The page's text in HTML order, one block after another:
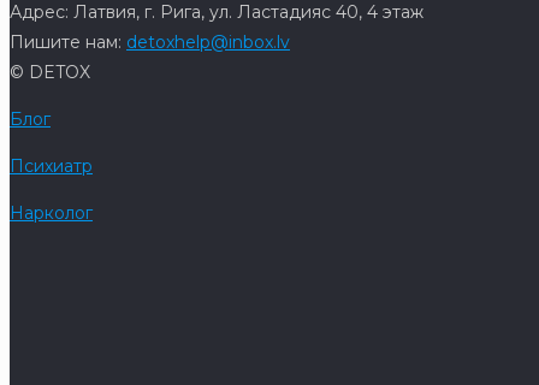
Адрес: Латвия, г. Рига, ул. Ластадияс 40, 4 этаж
Пишите нам: detoxhelp@inbox.lv
© DETOX
Блог
Психиатр
Нарколог